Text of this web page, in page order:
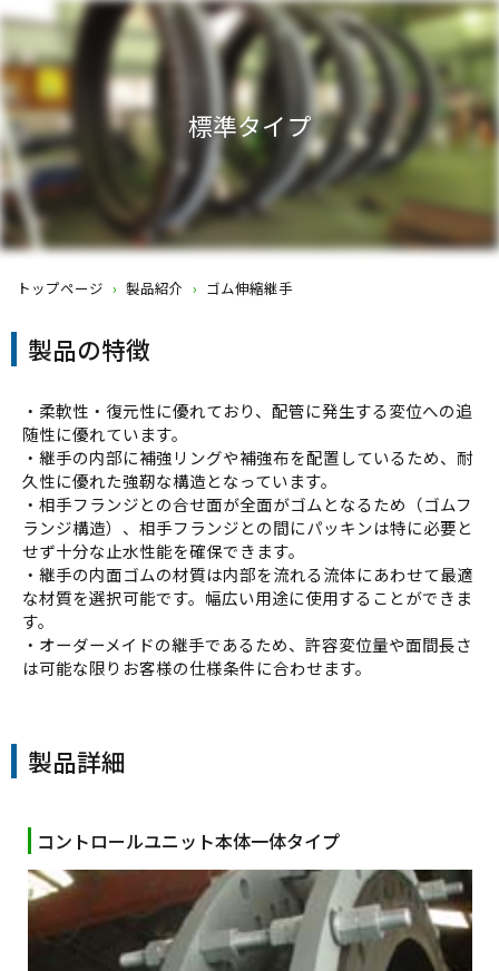
標準タイプ
トップページ › 製品紹介 › ゴム伸縮継手
製品の特徴
・柔軟性・復元性に優れており、配管に発生する変位への追
随性に優れています。
・継手の内部に補強リングや補強布を配置しているため、耐
久性に優れた強靭な構造となっています。
・相手フランジとの合せ面が全面がゴムとなるため（ゴムフ
ランジ構造）、相手フランジとの間にパッキンは特に必要と
せず十分な止水性能を確保できます。
・継手の内面ゴムの材質は内部を流れる流体にあわせて最適
な材質を選択可能です。幅広い用途に使用することができま
す。
・オーダーメイドの継手であるため、許容変位量や面間長さ
は可能な限りお客様の仕様条件に合わせます。
製品詳細
コントロールユニット本体一体タイプ